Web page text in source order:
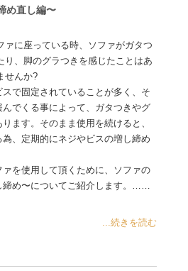
め直し編〜
ァに座っている時、ソファがガタつ
り、脚のグラつきを感じたことはあ
せんか?
で固定されていることが多く、そ
でくる事によって、ガタつきやグ
ます。そのまま使用を続けると、
、定期的にネジやビスの増し締め
を使用して頂くために、ソファの
締め〜についてご紹介します。……
...続きを読む